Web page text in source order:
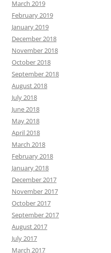
March 2019
February 2019
January 2019
December 2018
November 2018
October 2018
September 2018
August 2018
July 2018
June 2018
May 2018
April 2018
March 2018
February 2018
January 2018
December 2017
November 2017
October 2017
September 2017
August 2017
July 2017
March 2017